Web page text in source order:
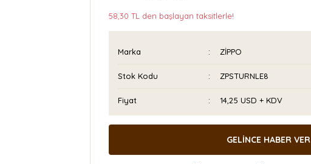
58,30 TL den başlayan taksitlerle!
Marka ZİPPO
Stok Kodu ZPSTURNLE8
Fiyat 14,25 USD + KDV
GELİNCE HABER VER